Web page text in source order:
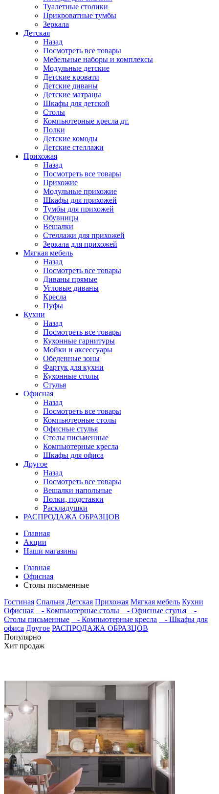
Туалетные столики
Прикроватные тумбы
Зеркала
Детская
Назад
Посмотреть все товары
Мебельные наборы и комплексы
Модульные детские
Детские кровати
Детские диваны
Детские матрацы
Шкафы для детской
Столы
Компьютерные кресла дт.
Полки
Детские комоды
Детские стеллажи
Прихожая
Назад
Посмотреть все товары
Прихожие
Модульные прихожие
Шкафы для прихожей
Тумбы для прихожей
Обувницы
Вешалки
Стеллажи для прихожей
Зеркала для прихожей
Мягкая мебель
Назад
Посмотреть все товары
Диваны прямые
Угловые диваны
Кресла
Пуфы
Кухни
Назад
Посмотреть все товары
Кухонные гарнитуры
Мойки и аксессуары
Обеденные зоны
Фартук для кухни
Кухонные столы
Стулья
Офисная
Назад
Посмотреть все товары
Компьютерные столы
Офисные стулья
Столы письменные
Компьютерные кресла
Шкафы для офиса
Другое
Назад
Посмотреть все товары
Вешалки напольные
Полки, подставки
Раскладушки
РАСПРОДАЖА ОБРАЗЦОВ
Главная
Акции
Наши магазины
Главная
Офисная
Столы письменные
Гостиная Спальня Детская Прихожая Мягкая мебель Кухни
Офисная
- Компьютерные столы - Офисные стулья
-
Столы письменные
- Компьютерные кресла
- Шкафы для
офиса Другое РАСПРОДАЖА ОБРАЗЦОВ
Популярно
Хит продаж